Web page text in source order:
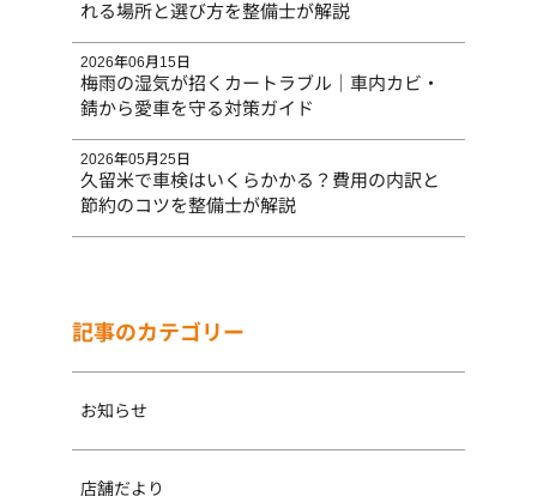
れる場所と選び方を整備士が解説
梅雨の湿気が招くカートラブル｜車内カビ・
錆から愛車を守る対策ガイド
2026年06月15日
久留米で車検はいくらかかる？費用の内訳と
節約のコツを整備士が解説
2026年05月25日
記事のカテゴリー
お知らせ
店舗だより